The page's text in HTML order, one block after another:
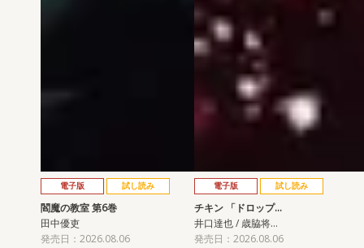
電子版 試し読み
閻魔の教室 第6巻
田中優吏
発売日：2026.08.06
電子版 試し読み
チキン 「ドロップ…
井口達也 / 歳脇将…
発売日：2026.08.06